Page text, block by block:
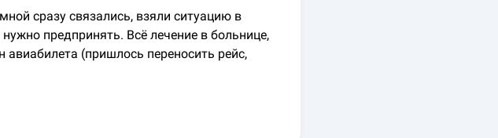
сразу связались, взяли ситуацию в
предпринять. Всё лечение в больнице,
(пришлось переносить рейс,